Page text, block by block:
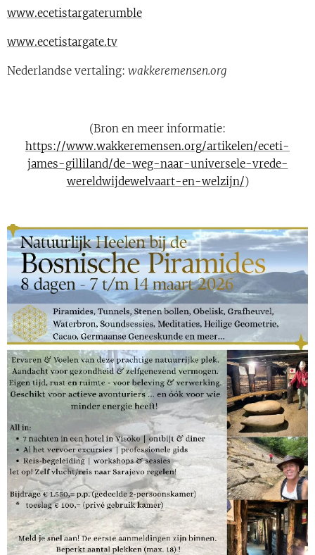
www.ecetistargaterumble
www.ecetistargate.tv
Nederlandse vertaling: wakkeremensen.org
(Bron en meer informatie:
https://www.wakkeremensen.org/artikelen/eceti-
james-gilliland/de-weg-naar-universele-vrede-
wereldwijdewelvaart-en-welzijn/)